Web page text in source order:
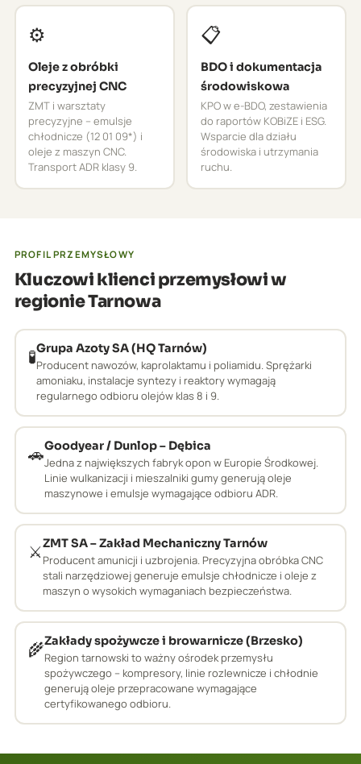
⚙️
Oleje z obróbki
precyzyjnej CNC
ZMT i warsztaty
precyzyjne – emulsje
chłodnicze (12 01 09*) i
oleje z maszyn CNC.
Transport ADR klasy 9.
📋
BDO i dokumentacja
środowiskowa
KPO w e-BDO, zestawienia
do raportów KOBiZE i ESG.
Wsparcie dla działu
środowiska i utrzymania
ruchu.
PROFIL PRZEMYSŁOWY
Kluczowi klienci przemysłowi w
regionie Tarnowa
🧪Grupa Azoty SA (HQ Tarnów)
Producent nawozów, kaprolaktamu i poliamidu. Sprężarki
amoniaku, instalacje syntezy i reaktory wymagają
regularnego odbioru olejów klas 8 i 9.
🚗Goodyear / Dunlop – Dębica
Jedna z największych fabryk opon w Europie Środkowej.
Linie wulkanizacji i mieszalniki gumy generują oleje
maszynowe i emulsje wymagające odbioru ADR.
⚔️ZMT SA – Zakład Mechaniczny Tarnów
Producent amunicji i uzbrojenia. Precyzyjna obróbka CNC
stali narzędziowej generuje emulsje chłodnicze i oleje z
maszyn o wysokich wymaganiach bezpieczeństwa.
🌾Zakłady spożywcze i browarnicze (Brzesko)
Region tarnowski to ważny ośrodek przemysłu
spożywczego – kompresory, linie rozlewnicze i chłodnie
generują oleje przepracowane wymagające
certyfikowanego odbioru.